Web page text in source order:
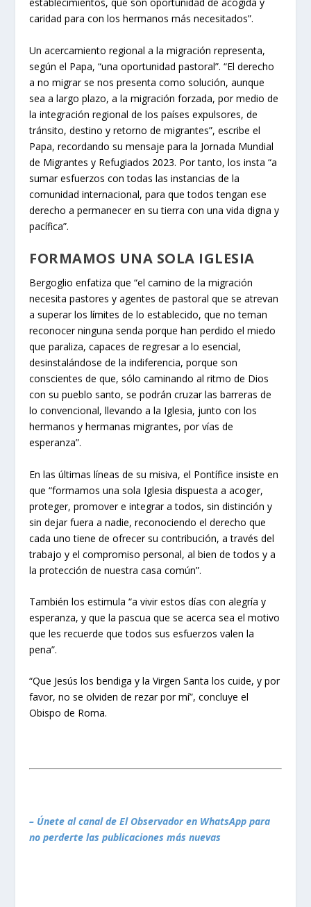
establecimientos, que son oportunidad de acogida y
caridad para con los hermanos más necesitados”.
Un acercamiento regional a la migración representa,
según el Papa, “una oportunidad pastoral”. “El derecho
a no migrar se nos presenta como solución, aunque
sea a largo plazo, a la migración forzada, por medio de
la integración regional de los países expulsores, de
tránsito, destino y retorno de migrantes”, escribe el
Papa, recordando su mensaje para la Jornada Mundial
de Migrantes y Refugiados 2023. Por tanto, los insta “a
sumar esfuerzos con todas las instancias de la
comunidad internacional, para que todos tengan ese
derecho a permanecer en su tierra con una vida digna y
pacífica”.
FORMAMOS UNA SOLA IGLESIA
Bergoglio enfatiza que “el camino de la migración
necesita pastores y agentes de pastoral que se atrevan
a superar los límites de lo establecido, que no teman
reconocer ninguna senda porque han perdido el miedo
que paraliza, capaces de regresar a lo esencial,
desinstalándose de la indiferencia, porque son
conscientes de que, sólo caminando al ritmo de Dios
con su pueblo santo, se podrán cruzar las barreras de
lo convencional, llevando a la Iglesia, junto con los
hermanos y hermanas migrantes, por vías de
esperanza”.
En las últimas líneas de su misiva, el Pontífice insiste en
que “formamos una sola Iglesia dispuesta a acoger,
proteger, promover e integrar a todos, sin distinción y
sin dejar fuera a nadie, reconociendo el derecho que
cada uno tiene de ofrecer su contribución, a través del
trabajo y el compromiso personal, al bien de todos y a
la protección de nuestra casa común”.
También los estimula “a vivir estos días con alegría y
esperanza, y que la pascua que se acerca sea el motivo
que les recuerde que todos sus esfuerzos valen la
pena”.
“Que Jesús los bendiga y la Virgen Santa los cuide, y por
favor, no se olviden de rezar por mí”, concluye el
Obispo de Roma.
– Únete al canal de El Observador en WhatsApp para
no perderte las publicaciones más nuevas